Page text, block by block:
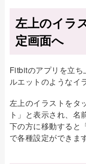
左上のイラ
定画面へ
Fitbitのアプリを立
ルエットのようなイ
左上のイラストをタ
ト」と表示され、名
下の方に移動すると
で各種設定ができます